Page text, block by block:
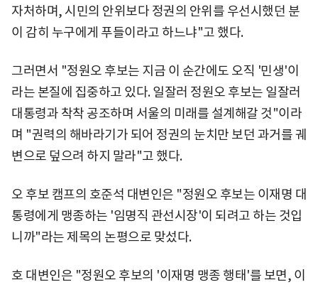
자처하며, 시민의 안위보다 정권의 안위를 우선시했던 분
이 감히 누구에게 푸들이라고 하느냐"고 했다.
그러면서 "정원오 후보는 지금 이 순간에도 오직 '민생'이
라는 본질에 집중하고 있다. 일잘러 정원오 후보는 일잘러
대통령과 착착 공조하며 서울의 미래를 설계해갈 것"이라
며 "권력의 해바라기가 되어 정권의 눈치만 보던 과거를 궤
변으로 덮으려 하지 말라"고 했다.
오 후보 캠프의 호준석 대변인은 "정원오 후보는 이재명 대
통령에게 맹종하는 '임명직 관선시장'이 되려고 하는 것입
니까"라는 제목의 논평으로 맞섰다.
호 대변인은 "정원오 후보의 '이재명 맹종 행태'를 보면, 이